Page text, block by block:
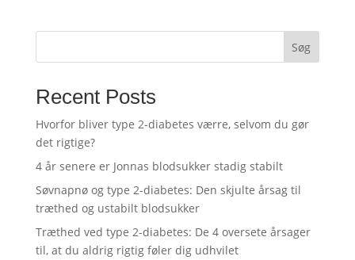
Søg
Recent Posts
Hvorfor bliver type 2-diabetes værre, selvom du gør
det rigtige?
4 år senere er Jonnas blodsukker stadig stabilt
Søvnapnø og type 2-diabetes: Den skjulte årsag til
træthed og ustabilt blodsukker
Træthed ved type 2-diabetes: De 4 oversete årsager
til, at du aldrig rigtig føler dig udhvilet